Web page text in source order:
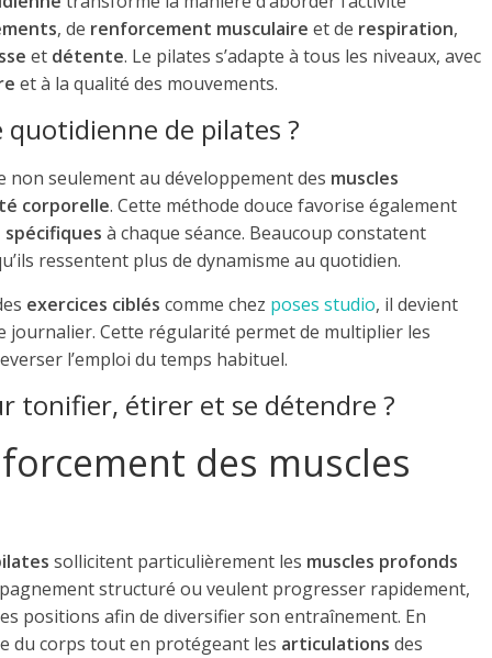
, de renforcement musculaire et de respiration,
et détente. Le pilates s’adapte à tous les niveaux, avec
et à la qualité des mouvements.
de pilates ?
seulement au développement des muscles
corporelle. Cette méthode douce favorise également
à chaque séance. Beaucoup constatent
ressentent plus de dynamisme au quotidien.
exercices ciblés comme chez poses studio, il devient
journalier. Cette régularité permet de multiplier les
l’emploi du temps habituel.
tonifier, étirer et se détendre ?
des muscles
sollicitent particulièrement les muscles profonds
structuré ou veulent progresser rapidement,
positions afin de diversifier son entraînement. En
du corps tout en protégeant les articulations des